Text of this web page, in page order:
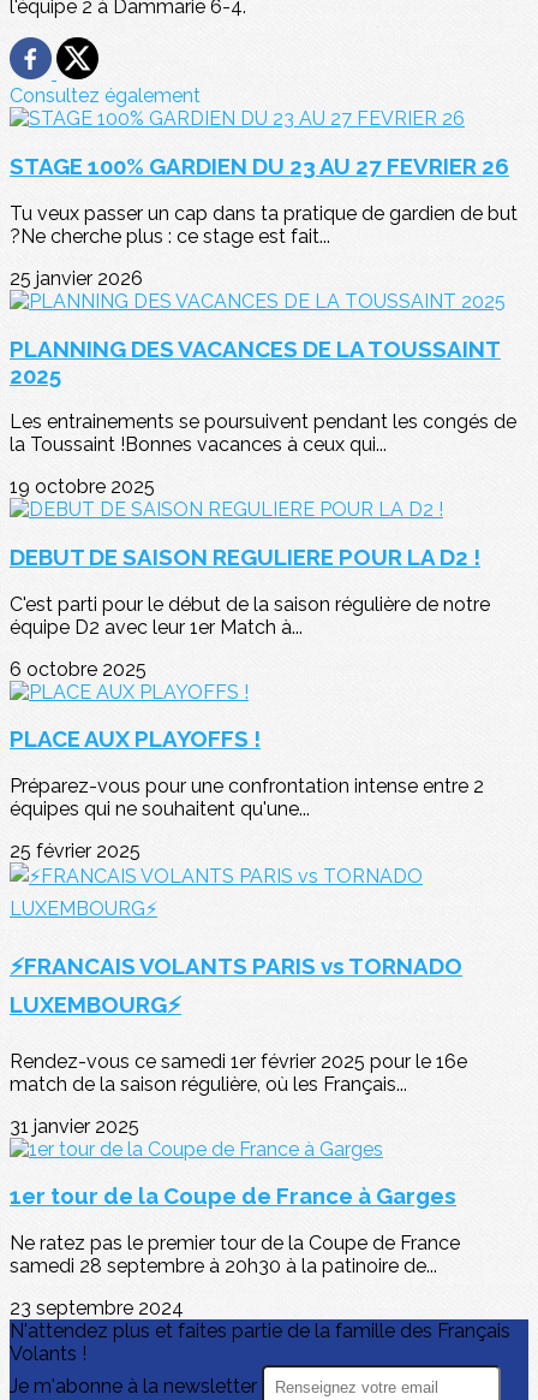
l'équipe 2 à Dammarie 6-4.
Consultez également
STAGE 100% GARDIEN DU 23 AU 27 FEVRIER 26
Tu veux passer un cap dans ta pratique de gardien de but
?Ne cherche plus : ce stage est fait...
25 janvier 2026
PLANNING DES VACANCES DE LA TOUSSAINT
2025
Les entrainements se poursuivent pendant les congés de
la Toussaint !Bonnes vacances à ceux qui...
19 octobre 2025
DEBUT DE SAISON REGULIERE POUR LA D2 !
C'est parti pour le début de la saison régulière de notre
équipe D2 avec leur 1er Match à...
6 octobre 2025
PLACE AUX PLAYOFFS !
Préparez-vous pour une confrontation intense entre 2
équipes qui ne souhaitent qu'une...
25 février 2025
⚡FRANCAIS VOLANTS PARIS vs TORNADO
LUXEMBOURG⚡
Rendez-vous ce samedi 1er février 2025 pour le 16e
match de la saison régulière, où les Français...
31 janvier 2025
1er tour de la Coupe de France à Garges
Ne ratez pas le premier tour de la Coupe de France
samedi 28 septembre à 20h30 à la patinoire de...
23 septembre 2024
N'attendez plus et faites partie de la famille des Français
Volants !
Je m'abonne à la newsletter